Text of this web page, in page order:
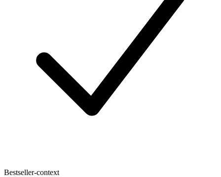
Bestseller-context